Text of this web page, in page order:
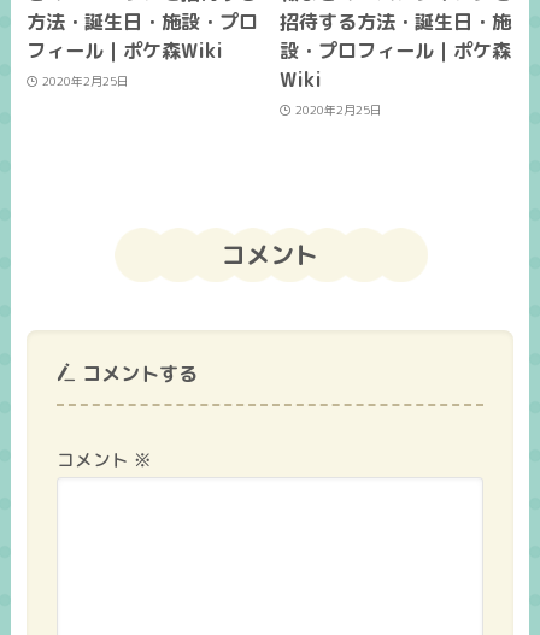
方法・誕生日・施設・プロ
フィール｜ポケ森Wiki
2020年2月25日
招待する方法・誕生日・施
設・プロフィール｜ポケ森
Wiki
2020年2月25日
コメント
コメントする
コメント ※